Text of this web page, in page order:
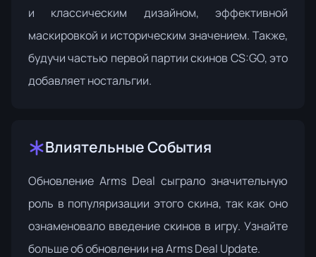
и классическим дизайном, эффективной
маскировкой и историческим значением. Также,
будучи частью первой партии скинов CS:GO, это
добавляет ностальгии.
Влиятельные События
Обновление Arms Deal сыграло значительную
роль в популяризации этого скина, так как оно
ознаменовало введение скинов в игру. Узнайте
больше об обновлении наArms Deal Update.